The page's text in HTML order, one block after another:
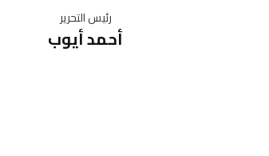
رئيس التحرير
أحمد أيوب